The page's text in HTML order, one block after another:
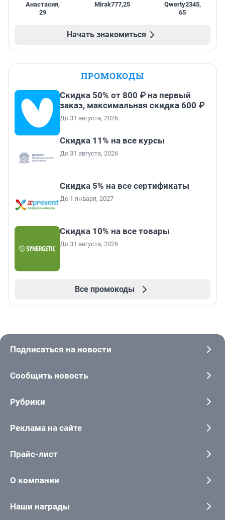
Анастасия,
29
Mirak777,25 Qwerty2345,
65
Начать знакомиться
ПРОМОКОДЫ
Скидка 50% от 800 ₽ на первый
заказ, максимальная скидка 600 ₽
До 31 августа, 2026
Скидка 11% на все курсы
До 31 августа, 2026
Скидка 5% на все сертификаты
До 1 января, 2027
Скидка 10% на все товары
До 31 августа, 2026
Все промокоды
Подписаться на новости
Сообщить новость
Рубрики
Реклама на сайте
Прайс-лист
О компании
Наши награды